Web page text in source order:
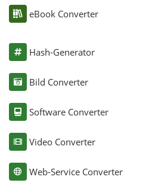
eBook Converter
Hash-Generator
Bild Converter
Software Converter
Video Converter
Web-Service Converter